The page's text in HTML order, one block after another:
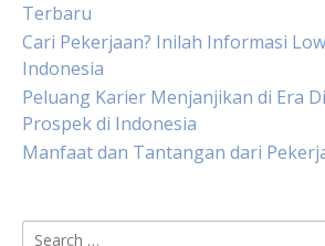
Terbaru
Cari Pekerjaan? Inilah Informasi
Indonesia
Peluang Karier Menjanjikan di Era
Prospek di Indonesia
Manfaat dan Tantangan dari
Search